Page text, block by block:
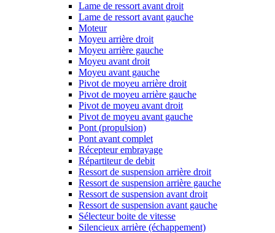
Lame de ressort avant droit
Lame de ressort avant gauche
Moteur
Moyeu arrière droit
Moyeu arrière gauche
Moyeu avant droit
Moyeu avant gauche
Pivot de moyeu arrière droit
Pivot de moyeu arrière gauche
Pivot de moyeu avant droit
Pivot de moyeu avant gauche
Pont (propulsion)
Pont avant complet
Récepteur embrayage
Répartiteur de debit
Ressort de suspension arrière droit
Ressort de suspension arrière gauche
Ressort de suspension avant droit
Ressort de suspension avant gauche
Sélecteur boite de vitesse
Silencieux arrière (échappement)